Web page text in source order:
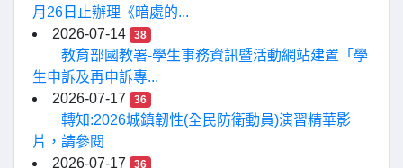
月26日止辦理《暗處的...
2026-07-14
38
教育部國教署-學生事務資訊暨活動網站建置「學
生申訴及再申訴專...
2026-07-17
36
轉知:2026城鎮韌性(全民防衛動員)演習精華影
片，請參閱
2026-07-17
36